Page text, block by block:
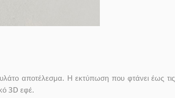
αποτέλεσμα. Η εκτύπωση που φτάνει έως τις
3D εφέ.